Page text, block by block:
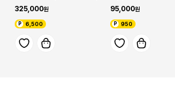
325,000
6,500
95,000
950